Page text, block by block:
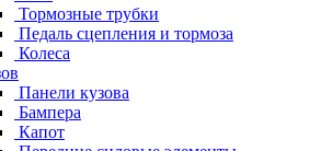
Тормозные трубки
Педаль сцепления и тормоза
Колеса
Панели кузова
Бампера
Капот